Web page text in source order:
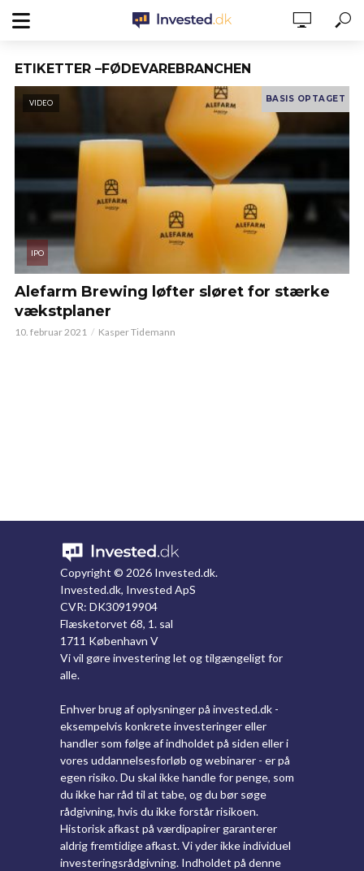
ETIKETTER –FØDEVAREBRANCHEN
VIDEO
Alefarm Brewing løfter sløret for stærke
vækstplaner
10. februar 2021 Kasper Tidemann
Copyright © 2026 Invested.dk.
Invested.dk, Invested ApS
CVR: DK30919904
Flæsketorvet 68, 1. sal
1711 København V
Vi vil gøre investering let og tilgængeligt for
alle.
Enhver brug af oplysninger på invested.dk -
eksempelvis konkrete investeringer eller
handler som følge af indholdet på siden eller i
vores uddannelsesforløb og webinarer - er på
egen risiko. Du skal ikke handle for penge, som
du ikke har råd til at tabe, og du bør søge
rådgivning, hvis du ikke forstår risikoen.
Historisk afkast på værdipapirer garanterer
aldrig fremtidige afkast. Vi yder ikke individuel
investeringsrådgivning. Indholdet på denne